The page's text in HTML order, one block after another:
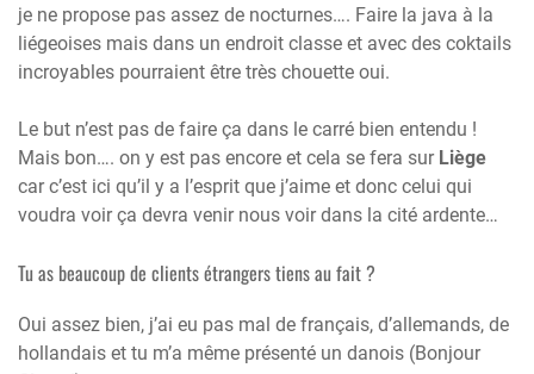
je ne propose pas assez de nocturnes…. Faire la java à la
liégeoises mais dans un endroit classe et avec des coktails
incroyables pourraient être très chouette oui.
Le but n’est pas de faire ça dans le carré bien entendu !
Mais bon…. on y est pas encore et cela se fera sur Liège
car c’est ici qu’il y a l’esprit que j’aime et donc celui qui
voudra voir ça devra venir nous voir dans la cité ardente…
Tu as beaucoup de clients étrangers tiens au fait ?
Oui assez bien, j’ai eu pas mal de français, d’allemands, de
hollandais et tu m’a même présenté un danois (Bonjour